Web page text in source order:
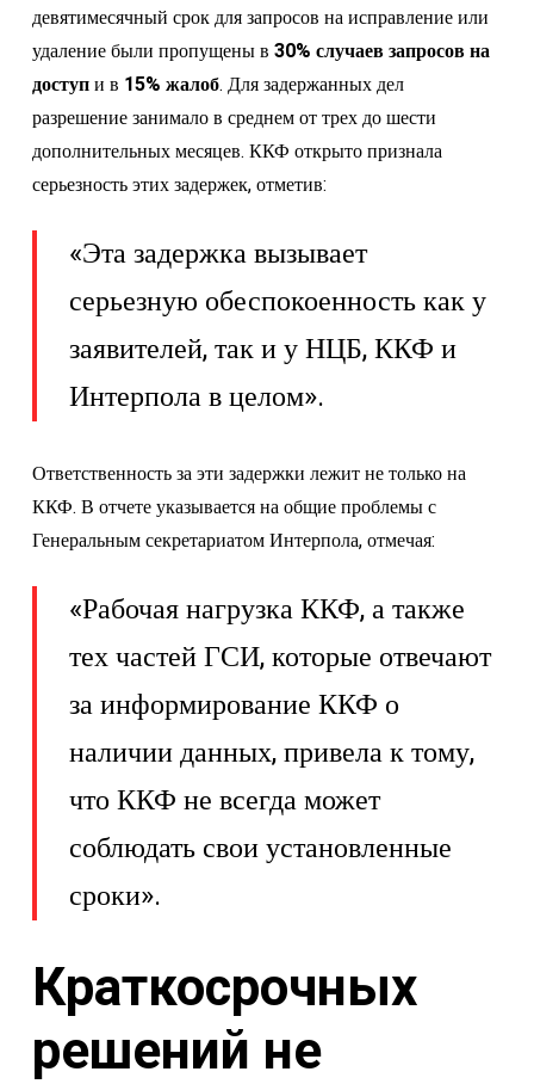
девятимесячный срок для запросов на исправление или
удаление были пропущены в 30% случаев запросов на
доступи в 15% жалоб. Для задержанных дел
разрешение занимало в среднем от трех до шести
дополнительных месяцев. ККФ открыто признала
серьезность этих задержек, отметив:
«Эта задержка вызывает
серьезную обеспокоенность как у
заявителей, так и у НЦБ, ККФ и
Интерпола в целом».
Ответственность за эти задержки лежит не только на
ККФ. В отчете указывается на общие проблемы с
Генеральным секретариатом Интерпола, отмечая:
«Рабочая нагрузка ККФ, а также
тех частей ГСИ, которые отвечают
за информирование ККФ о
наличии данных, привела к тому,
что ККФ не всегда может
соблюдать свои установленные
сроки».
Краткосрочных
решений не